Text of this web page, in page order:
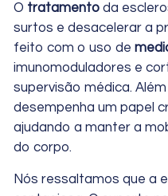
O tratamento da
surtos e desacelerar a
feito com o uso de
imunomoduladores e
supervisão médica.
desempenha um papel
ajudando a manter a
do corpo.
Nós ressaltamos que a